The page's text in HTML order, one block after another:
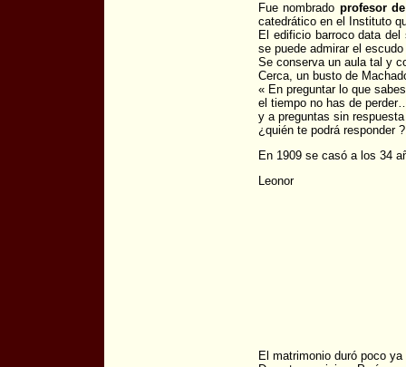
Fue nombrado profesor
catedrático en el Instituto
El edificio barroco data
se puede admirar el
Se conserva un aula tal y
Cerca, un busto de
« En preguntar lo que sabes
el tiempo no has de
y a preguntas sin respuesta
¿quién te podrá responder ?
En 1909 se casó a los 34
Leonor
El matrimonio duró poco